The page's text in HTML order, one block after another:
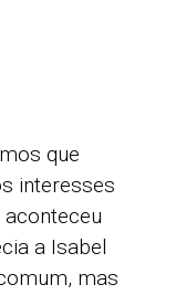
que
interesses
a Isabel
mas